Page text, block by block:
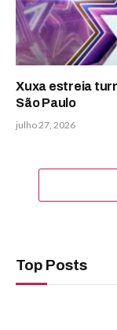
Xuxa estreia
São Paulo
julho 27, 2026
Top Posts